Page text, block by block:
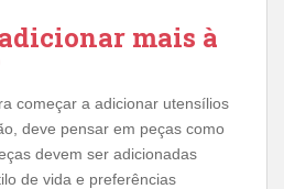
mais à
começar a adicionar utensílios
deve pensar em peças como
devem ser adicionadas
de vida e preferências